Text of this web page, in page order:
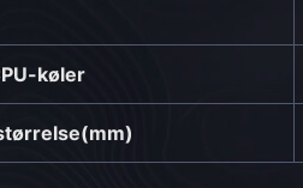
køler